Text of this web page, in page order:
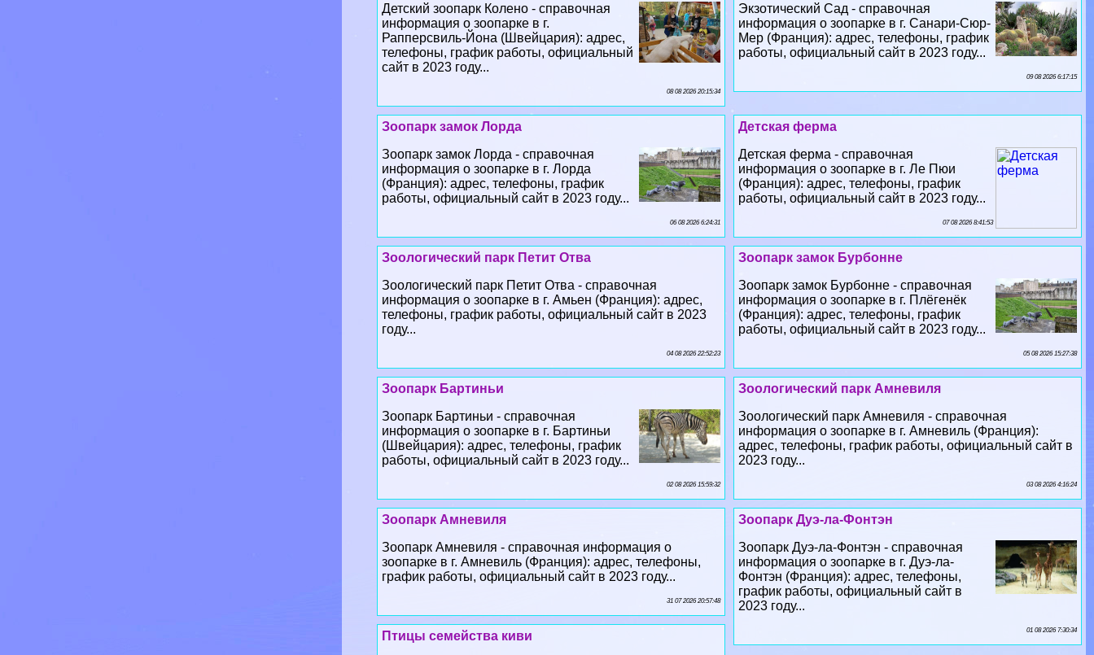
Экзотический Сад - справочная
информация о зоопарке в г. Санари-Сюр-
Мер (Франция): адрес, телефоны, график
работы, официальный сайт в 2023 году...
09 08 2026 6:17:15
Детский зоопарк Колено - справочная
информация о зоопарке в г.
Рапперсвиль-Йона (Швейцария): адрес,
телефоны, график работы, официальный
сайт в 2023 году...
08 08 2026 20:15:34
Детская ферма
Детская ферма - справочная
информация о зоопарке в г. Ле Пюи
(Франция): адрес, телефоны, график
работы, официальный сайт в 2023 году...
07 08 2026 8:41:53
Зоопарк замок Лорда
Зоопарк замок Лорда - справочная
информация о зоопарке в г. Лорда
(Франция): адрес, телефоны, график
работы, официальный сайт в 2023 году...
06 08 2026 6:24:31
Зоопарк замок Бурбонне
Зоопарк замок Бурбонне - справочная
информация о зоопарке в г. Плёгенёк
(Франция): адрес, телефоны, график
работы, официальный сайт в 2023 году...
05 08 2026 15:27:38
Зоологический парк Петит Отва
Зоологический парк Петит Отва - справочная
информация о зоопарке в г. Амьен (Франция): адрес,
телефоны, график работы, официальный сайт в 2023
году...
04 08 2026 22:52:23
Зоологический парк Амневиля
Зоологический парк Амневиля - справочная
информация о зоопарке в г. Амневиль (Франция):
адрес, телефоны, график работы, официальный сайт в
2023 году...
03 08 2026 4:16:24
Зоопарк Бартиньи
Зоопарк Бартиньи - справочная
информация о зоопарке в г. Бартиньи
(Швейцария): адрес, телефоны, график
работы, официальный сайт в 2023 году...
02 08 2026 15:59:32
Зоопарк Дуэ-ла-Фонтэн
Зоопарк Дуэ-ла-Фонтэн - справочная
информация о зоопарке в г. Дуэ-ла-
Фонтэн (Франция): адрес, телефоны,
график работы, официальный сайт в
2023 году...
01 08 2026 7:30:34
Зоопарк Амневиля
Зоопарк Амневиля - справочная информация о
зоопарке в г. Амневиль (Франция): адрес, телефоны,
график работы, официальный сайт в 2023 году...
31 07 2026 20:57:48
Птицы семейства киви